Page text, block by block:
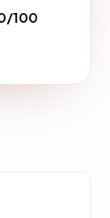
100